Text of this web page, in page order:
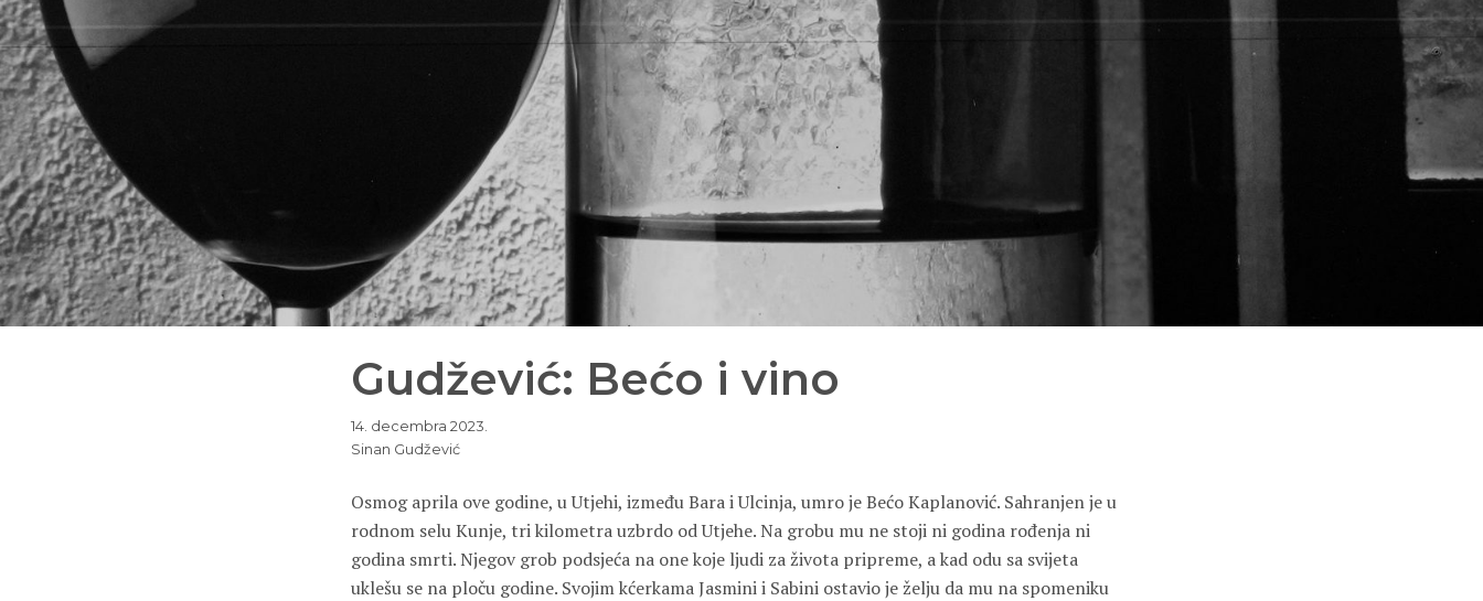
Gudžević: Bećo i vino
14. decembra 2023.
Sinan Gudžević
Osmog aprila ove godine, u Utjehi, između Bara i Ulcinja, umro je Bećo Kaplanović. Sahranjen je u
rodnom selu Kunje, tri kilometra uzbrdo od Utjehe. Na grobu mu ne stoji ni godina rođenja ni
godina smrti. Njegov grob podsjeća na one koje ljudi za života pripreme, a kad odu sa svijeta
uklešu se na ploču godine. Svojim kćerkama Jasmini i Sabini ostavio je želju da mu na spomeniku